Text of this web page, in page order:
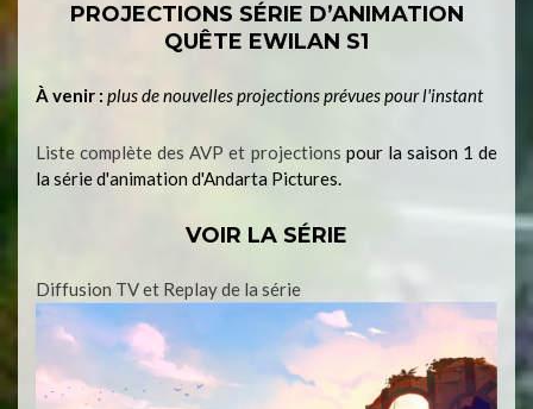
PROJECTIONS SÉRIE D’ANIMATION
QUÊTE EWILAN S1
À venir : plus de nouvelles projections prévues pour l'instant
Liste complète des AVP et projections pour la saison 1 de
la série d'animation d'Andarta Pictures.
VOIR LA SÉRIE
Diffusion TV et Replay de la série